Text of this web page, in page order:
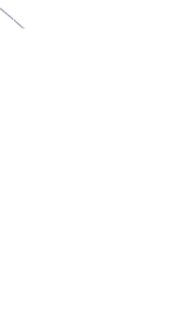
ਤਿਆਰ ਹਨ। ਸੰਪੂਰਨ ਬੱਚੇ ਦਾ ਵਿਕਾਸ ਕਰਨਾ
ਸਭ ਤੋਂ ਮਹੱਤਵਪੂਰਨ ਹੈ ਅਤੇ, ਇਸ ਨੂੰ ਧਿਆਨ